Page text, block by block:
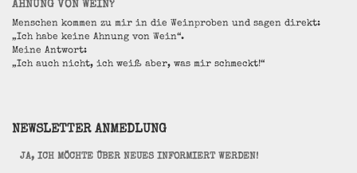
AHNUNG VON WEIN?
Menschen kommen zu mir in die Weinproben und sagen direkt:
„Ich habe keine Ahnung von Wein“.
Meine Antwort:
„Ich auch nicht, ich weiß aber, was mir schmeckt!“
NEWSLETTER ANMEDLUNG
JA, ICH MÖCHTE ÜBER NEUES INFORMIERT WERDEN!